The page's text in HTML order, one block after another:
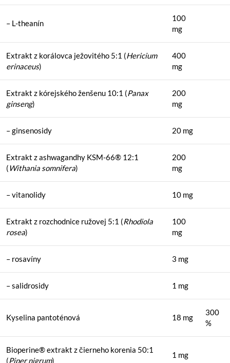
– L-theanín
100
mg
Extrakt z korálovca ježovitého 5:1 (Hericium
erinaceus)
400
mg
Extrakt z kórejského ženšenu 10:1 (Panax
ginseng)
200
mg
– ginsenosidy 20 mg
Extrakt z ashwagandhy KSM-66® 12:1
(Withania somnifera)
200
mg
– vitanolidy 10 mg
Extrakt z rozchodnice ružovej 5:1 (Rhodiola
rosea)
100
mg
– rosavíny 3 mg
– salidrosidy 1 mg
Kyselina pantoténová 18 mg
300
%
Bioperine® extrakt z čierneho korenia 50:1
(Piper nigrum)
1 mg